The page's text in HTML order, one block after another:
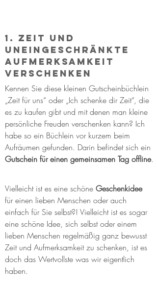
1. Zeit und
uneingeschränkte
Aufmerksamkeit
verschenken
Kennen Sie diese kleinen Gutscheinbüchlein
„Zeit für uns“ oder „Ich schenke dir Zeit“, die
es zu kaufen gibt und mit denen man kleine
persönliche Freuden verschenken kann? Ich
habe so ein Büchlein vor kurzem beim
Aufräumen gefunden. Darin befindet sich ein
Gutschein für einen gemeinsamen Tag offline.
Vielleicht ist es eine schöne Geschenkidee
für einen lieben Menschen oder auch
einfach für Sie selbst?! Vielleicht ist es sogar
eine schöne Idee, sich selbst oder einem
lieben Menschen regelmäßig ganz bewusst
Zeit und Aufmerksamkeit zu schenken, ist es
doch das Wertvollste was wir eigentlich
haben.